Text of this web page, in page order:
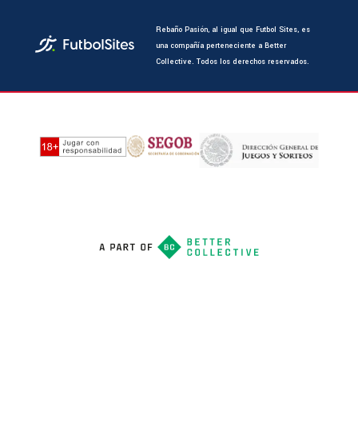
Rebaño Pasión, al igual que Futbol Sites, es
una compañía perteneciente a Better
Collective. Todos los derechos reservados.